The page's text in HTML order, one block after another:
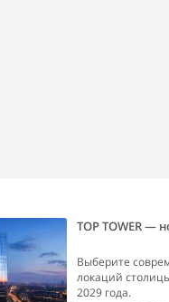
TOP TOWER —
Выберите
локаций
2029 года.